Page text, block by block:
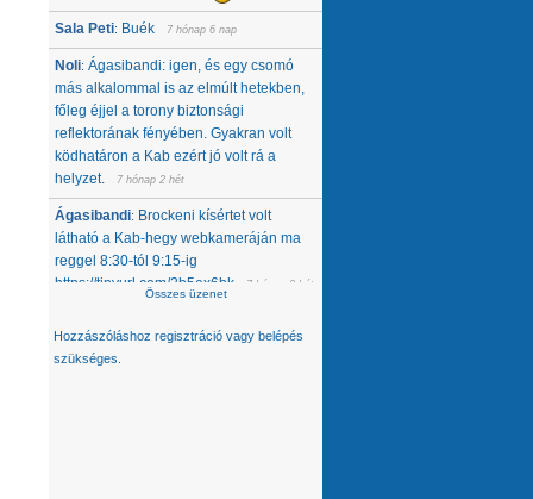
Sala Peti: Buék 7 hónap 6 nap
Noli: Ágasibandi: igen, és egy csomó
más alkalommal is az elmúlt hetekben,
főleg éjjel a torony biztonsági
reflektorának fényében. Gyakran volt
ködhatáron a Kab ezért jó volt rá a
helyzet.
7 hónap 2 hét
Ágasibandi: Brockeni kísértet volt
látható a Kab-hegy webkameráján ma
reggel 8:30-tól 9:15-ig
https://tinyurl.com/2b5ex6bk
7 hónap 2 hét
hanem egész közép-kelet európai
térségből. Az Alpokban alig van hó -
Összes üzenet
Hozzászóláshoz regisztráció vagy belépés
szükséges.